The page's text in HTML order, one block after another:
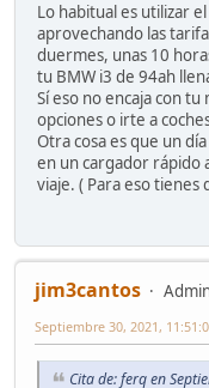
Lo habitual es utilizar
aprovechando las
duermes, unas 10
tu BMW i3 de 94ah
Sí eso no encaja con
opciones o irte a
Otra cosa es que un
en un cargador rápido
viaje. ( Para eso tienes
jim3cantos
Septiembre 30, 2021,
Cita de: ferq en